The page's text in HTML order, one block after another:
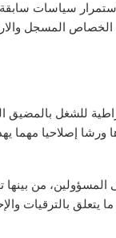
استمرار سياسات
الخصاص المسجل
للشغل بالمضيق
ورشا إصلاحيا مهما
من بينها
بالترقيات